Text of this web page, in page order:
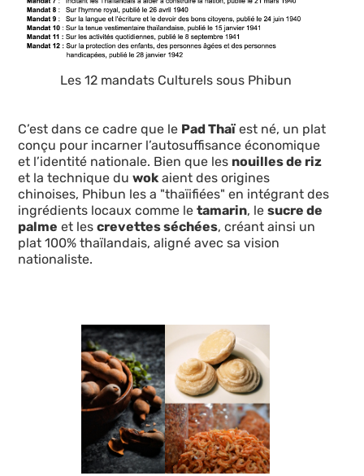
Les 12 mandats Culturels sous Phibun
C’est dans ce cadre que le Pad Thaï est né, un plat
conçu pour incarner l’autosuffisance économique
et l’identité nationale. Bien que les nouilles de riz
et la technique duwok aient des origines
chinoises, Phibun les a "thaïifiées" en intégrant des
ingrédients locaux comme letamarin, lesucre de
palme et lescrevettes séchées, créant ainsi un
plat 100% thaïlandais, aligné avec sa vision
nationaliste.